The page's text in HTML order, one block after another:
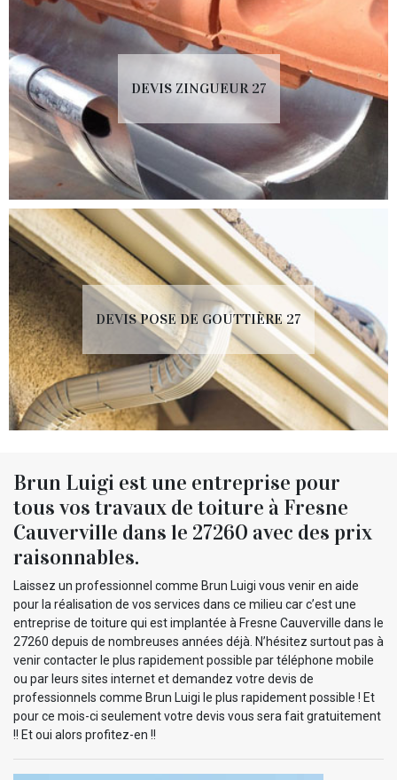
DEVIS ZINGUEUR 27
DEVIS POSE DE GOUTTIÈRE 27
Brun Luigi est une entreprise pour
tous vos travaux de toiture à Fresne
Cauverville dans le 27260 avec des prix
raisonnables.
Laissez un professionnel comme Brun Luigi vous venir en aide
pour la réalisation de vos services dans ce milieu car c’est une
entreprise de toiture qui est implantée à Fresne Cauverville dans le
27260 depuis de nombreuses années déjà. N’hésitez surtout pas à
venir contacter le plus rapidement possible par téléphone mobile
ou par leurs sites internet et demandez votre devis de
professionnels comme Brun Luigi le plus rapidement possible ! Et
pour ce mois-ci seulement votre devis vous sera fait gratuitement
!! Et oui alors profitez-en !!